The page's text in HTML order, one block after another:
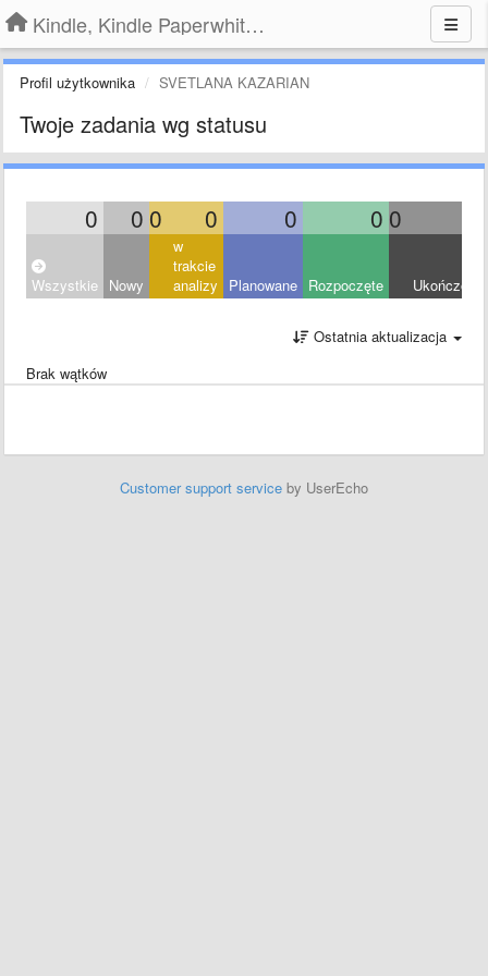
Kindle, Kindle Paperwhite, Kindle Voyage
Profil użytkownika SVETLANA KAZARIAN
Twoje zadania wg statusu
0 0 0 0 0 0 0
Wszystkie Nowy
w
trakcie
analizy
Planowane Rozpoczęte Ukończony
Ostatnia aktualizacja
Brak wątków
Customer support service by UserEcho